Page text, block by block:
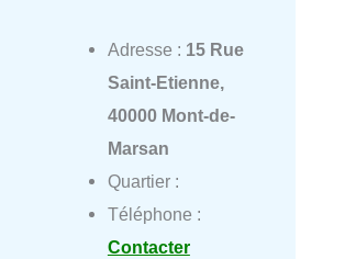
Adresse : 15 Rue
Saint-Etienne,
40000 Mont-de-
Marsan
Quartier :
Téléphone :
Contacter